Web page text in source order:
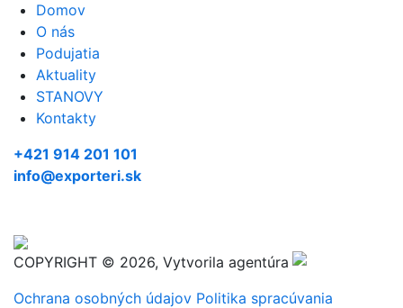
Domov
O nás
Podujatia
Aktuality
STANOVY
Kontakty
+421 914 201 101
info@exporteri.sk
COPYRIGHT © 2026, Vytvorila agentúra
Ochrana osobných údajov Politika spracúvania